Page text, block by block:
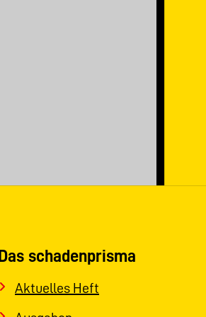
Das schadenprisma
Aktuelles Heft